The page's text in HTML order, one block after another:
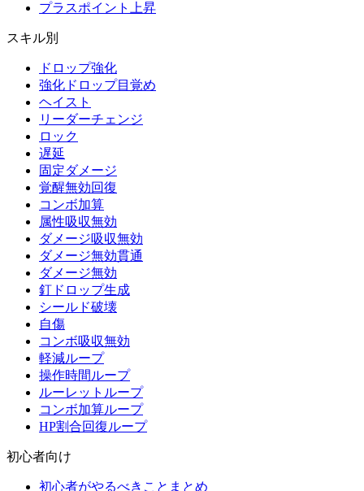
プラスポイント上昇
スキル別
ドロップ強化
強化ドロップ目覚め
ヘイスト
リーダーチェンジ
ロック
遅延
固定ダメージ
覚醒無効回復
コンボ加算
属性吸収無効
ダメージ吸収無効
ダメージ無効貫通
ダメージ無効
釘ドロップ生成
シールド破壊
自傷
コンボ吸収無効
軽減ループ
操作時間ループ
ルーレットループ
コンボ加算ループ
HP割合回復ループ
初心者向け
初心者がやるべきことまとめ